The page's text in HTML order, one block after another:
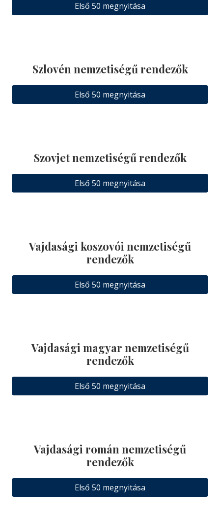
Első 50 megnyitása
Szlovén nemzetiségű rendezők
Első 50 megnyitása
Szovjet nemzetiségű rendezők
Első 50 megnyitása
Vajdasági koszovói nemzetiségű
rendezők
Első 50 megnyitása
Vajdasági magyar nemzetiségű
rendezők
Első 50 megnyitása
Vajdasági román nemzetiségű
rendezők
Első 50 megnyitása